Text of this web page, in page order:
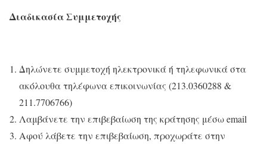
Διαδικασία Συμμετοχής
Δηλώνετε συμμετοχή ηλεκτρονικά ή τηλεφωνικά στα
ακόλουθα τηλέφωνα επικοινωνίας (213.0360288 &
211.7706766)
Λαμβάνετε την επιβεβαίωση της κράτησης μέσω email
Αφού λάβετε την επιβεβαίωση, προχωράτε στην